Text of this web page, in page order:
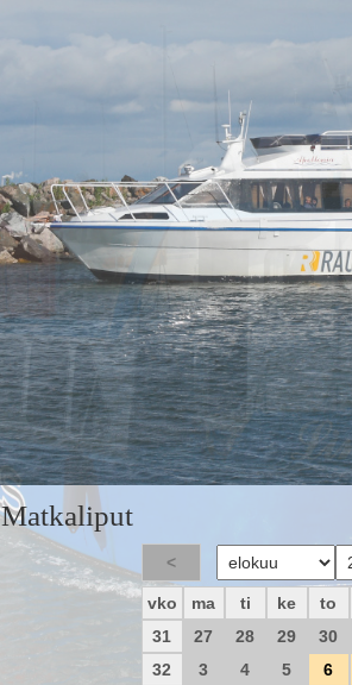
Matkaliput
vko ma ti ke to
31
27 28 29 30
32
3 4 5 6